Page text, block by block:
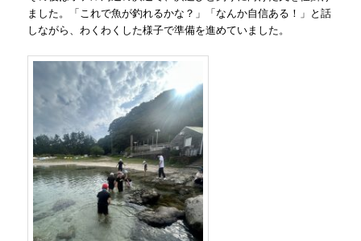
ました。「これで魚が釣れるかな？」「なんか自信ある！」と話
しながら、わくわくした様子で準備を進めていました。